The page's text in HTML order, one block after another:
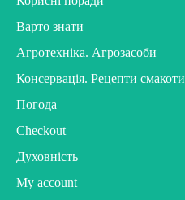
Варто знати
Агротехніка. Агрозасоби
Консервація. Рецепти смакоти
Погода
Checkout
Духовність
My account